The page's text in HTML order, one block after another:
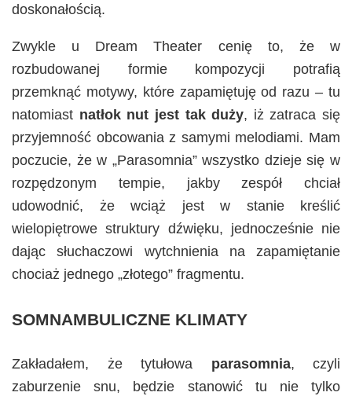
doskonałością.
Zwykle u Dream Theater cenię to, że w
rozbudowanej formie kompozycji potrafią
przemknąć motywy, które zapamiętuję od razu – tu
natomiast natłok nut jest tak duży, iż zatraca się
przyjemność obcowania z samymi melodiami. Mam
poczucie, że w „Parasomnia” wszystko dzieje się w
rozpędzonym tempie, jakby zespół chciał
udowodnić, że wciąż jest w stanie kreślić
wielopiętrowe struktury dźwięku, jednocześnie nie
dając słuchaczowi wytchnienia na zapamiętanie
chociaż jednego „złotego” fragmentu.
SOMNAMBULICZNE KLIMATY
Zakładałem, że tytułowa parasomnia, czyli
zaburzenie snu, będzie stanowić tu nie tylko